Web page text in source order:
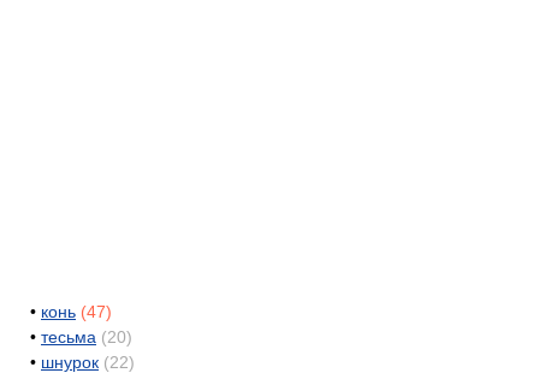
• конь (47)
• тесьма (20)
• шнурок (22)